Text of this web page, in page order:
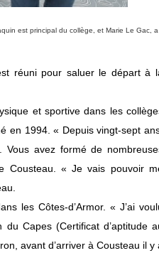
est principal du collège, et Marie Le Gac, a
réuni pour saluer le départ à
et sportive dans les
en 1994.« Depuis vingt-sept
Vous avez formé de
Cousteau. « Je vais pouvoir
les Côtes-d’Armor. « J’ai
du Capes(Certificat d’aptitude
avant d’arriver à Cousteau il y